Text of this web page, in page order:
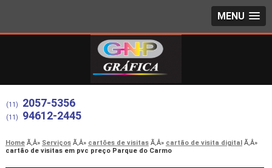
MENU
(11) 2057-5356
(11) 94612-2445
Home Serviços cartões de visitas
cartão de visita digital
cartão de visitas em pvc preço Parque do Carmo